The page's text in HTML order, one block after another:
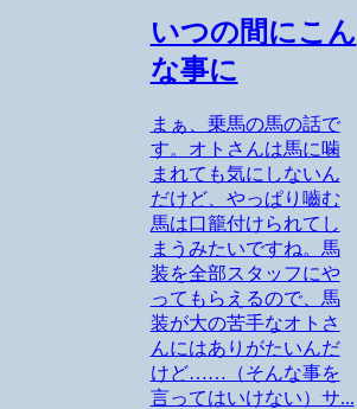
いつの間にこん
な事に
まぁ、乗馬の馬の話で
す。オトさんは馬に噛
まれても気にしないん
だけど、やっぱり嚙む
馬は口籠付けられてし
まうみたいですね。馬
装を全部スタッフにや
ってもらえるので、馬
装が大の苦手なオトさ
んにはありがたいんだ
けど……（そんな事を
言ってはいけない）サ...